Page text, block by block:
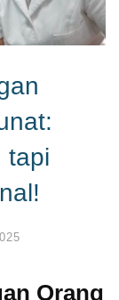
tapi
Orang